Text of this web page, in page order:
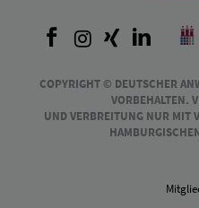
Facebook
Instagram
Xing
COPYRIGHT © DEUTSCHER
VORBEHALTEN.
UND VERBREITUNG NUR MIT